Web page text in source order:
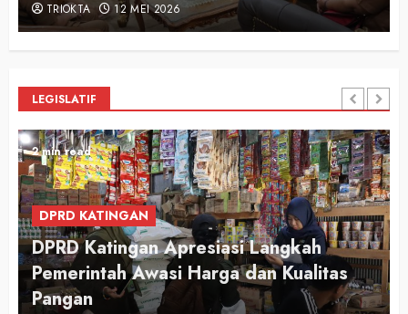
TRIOKTA 12 MEI 2026
LEGISLATIF
2 min read
DPRD KATINGAN
DPRD Katingan Apresiasi Langkah
Pemerintah Awasi Harga dan Kualitas
Pangan